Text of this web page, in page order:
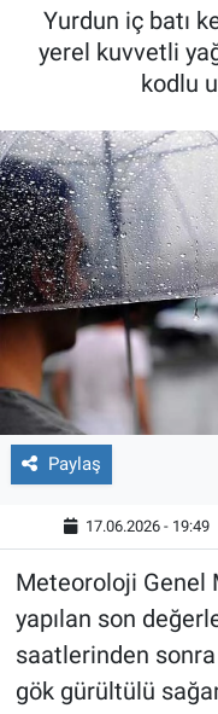
Yurdun iç batı
yerel kuvvetli
kodlu
Paylaş
17.06.2026 - 19:49
Meteoroloji Genel
yapılan son
saatlerinden
gök gürültülü